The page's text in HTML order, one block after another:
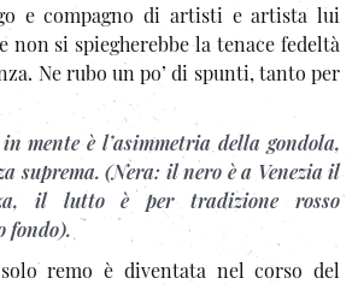
e compagno di artisti e artista lui
non si spiegherebbe la tenace fedeltà
Ne rubo un po’ di spunti, tanto per
mente è l’asimmetria della gondola,
suprema. (Nera: il nero è a Venezia il
il lutto è per tradizione rosso
fondo).
remo è diventata nel corso del